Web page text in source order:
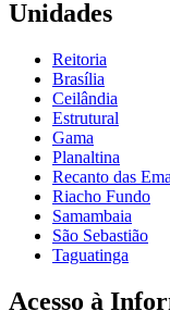
Unidades
Reitoria
Brasília
Ceilândia
Estrutural
Gama
Planaltina
Recanto das
Riacho Fundo
Samambaia
São Sebastião
Taguatinga
Acesso à